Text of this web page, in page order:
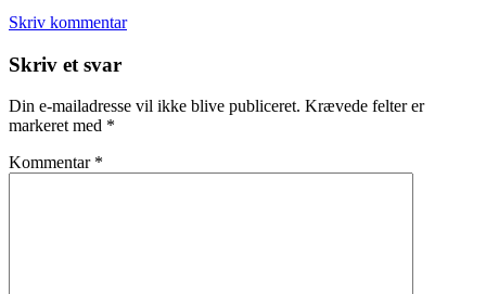
Skriv kommentar
Læserinteraktioner
Skriv et svar
Din e-mailadresse vil ikke blive publiceret. Krævede felter er
markeret med *
Kommentar *